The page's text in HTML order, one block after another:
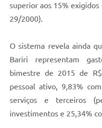
superior aos 15%
29/2000).
O sistema revela ainda
Bariri representam
bimestre de 2015 de
pessoal ativo, 9,83%
serviços e terceiros
investimentos e 25,34%